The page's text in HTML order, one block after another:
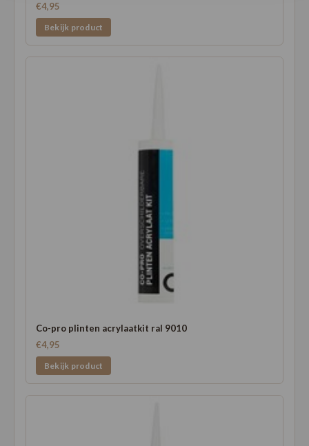
€4,95
Bekijk product
Co-pro plinten acrylaatkit ral 9010
€4,95
Bekijk product